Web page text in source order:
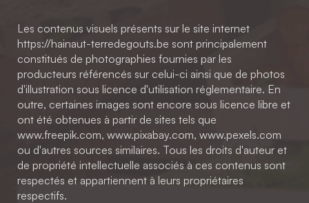
Les contenus visuels présents sur le site internet
https://hainaut-terredegouts.be sont principalement
constitués de photographies fournies par les
producteurs référencés sur celui-ci ainsi que de photos
d'illustration sous licence d'utilisation réglementaire. En
outre, certaines images sont encore sous licence libre et
ont été obtenues à partir de sites tels que
www.freepik.com, www.pixabay.com, www.pexels.com
ou d'autres sources similaires. Tous les droits d'auteur et
de propriété intellectuelle associés à ces contenus sont
respectés et appartiennent à leurs propriétaires
respectifs.